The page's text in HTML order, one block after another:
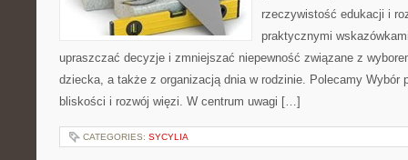
rzeczywistość edukacji i
praktycznymi
upraszczać decyzje i zmniejszać niepewność związane z
dziecka, a także z organizacją dnia w rodzinie. Polecamy Wybór
bliskości i rozwój więzi. W centrum uwagi […]
CATEGORIES: SYCYLIA